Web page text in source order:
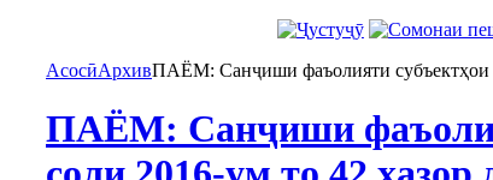
АсосӣАрхивПАЁМ: Санҷиши фаъолияти субъектҳои
ПАЁМ: Санҷиши